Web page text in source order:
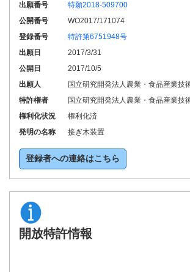
出願番号
特願2018-509700
公開番号
WO2017/171074
登録番号
特許第6751948号
出願日
2017/3/31
公開日
2017/10/5
出願人
国立研究開発法人農業・食品産業技
特許権者
国立研究開発法人農業・食品産業技
権利化状況
権利化済
発明の名称
接ぎ木装置
登録者への連絡はこちら
開放特許情報